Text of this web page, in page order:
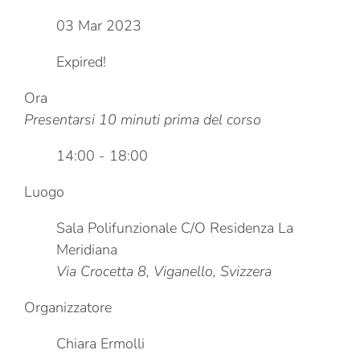
03 Mar 2023
Expired!
Ora
Presentarsi 10 minuti prima del corso
14:00 - 18:00
Luogo
Sala Polifunzionale C/O Residenza La
Meridiana
Via Crocetta 8, Viganello, Svizzera
Organizzatore
Chiara Ermolli